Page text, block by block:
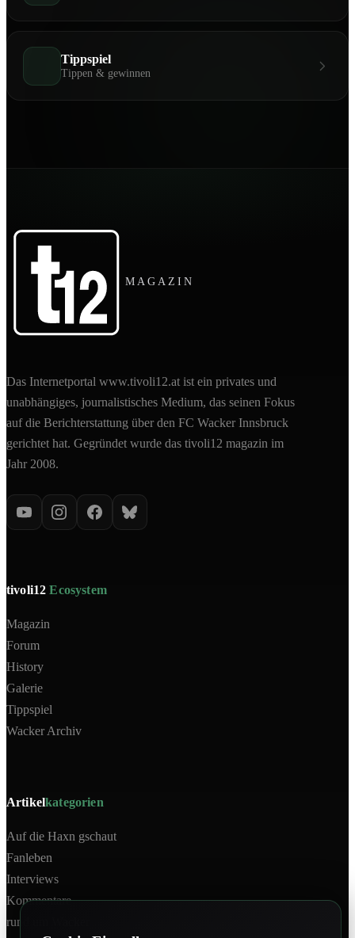
Tippspiel
Tippen & gewinnen
MAGAZIN
Das Internetportal www.tivoli12.at ist ein privates und
unabhängiges, journalistisches Medium, das seinen Fokus
auf die Berichterstattung über den FC Wacker Innsbruck
gerichtet hat. Gegründet wurde das tivoli12 magazin im
Jahr 2008.
tivoli12Ecosystem
Magazin
Forum
History
Galerie
Tippspiel
Wacker Archiv
Artikelkategorien
Auf die Haxn gschaut
Fanleben
Interviews
Kommentare
rund um Wacker